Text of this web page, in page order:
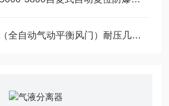
矿用自动平衡风门（全自动气动平衡风门）耐压几个因素